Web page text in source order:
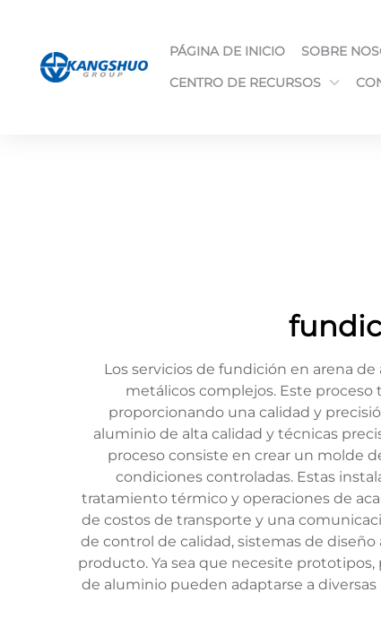
PÁGINA DE INICIO SOBRE
CENTRO DE RECURSOS
Los servicios de fundición en arena
metálicos complejos. Este
proporcionando una calidad y
aluminio de alta calidad y técnicas
proceso consiste en crear un molde
condiciones controladas. Estas
tratamiento térmico y operaciones de
de costos de transporte y una
de control de calidad, sistemas de
producto. Ya sea que necesite
de aluminio pueden adaptarse a